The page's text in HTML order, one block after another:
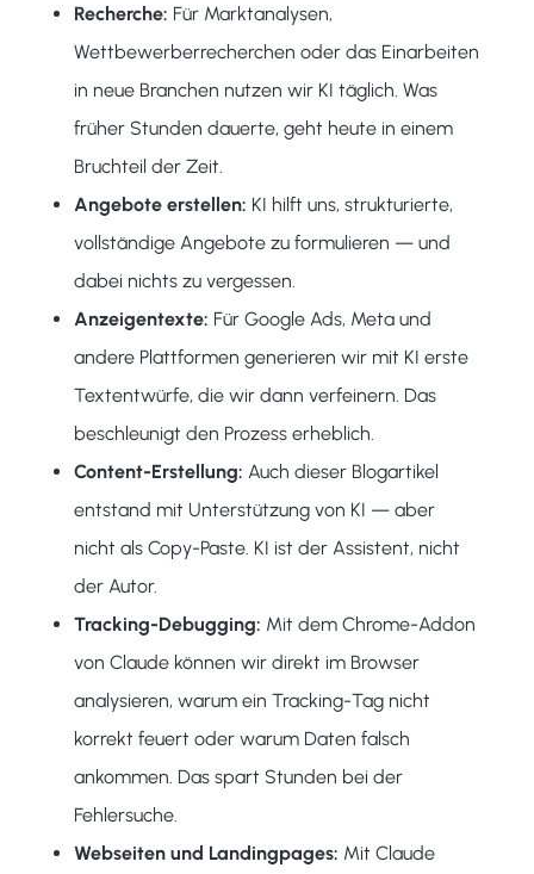
Recherche: Für Marktanalysen,
Wettbewerberrecherchen oder das Einarbeiten
in neue Branchen nutzen wir KI täglich. Was
früher Stunden dauerte, geht heute in einem
Bruchteil der Zeit.
Angebote erstellen: KI hilft uns, strukturierte,
vollständige Angebote zu formulieren — und
dabei nichts zu vergessen.
Anzeigentexte: Für Google Ads, Meta und
andere Plattformen generieren wir mit KI erste
Textentwürfe, die wir dann verfeinern. Das
beschleunigt den Prozess erheblich.
Content-Erstellung: Auch dieser Blogartikel
entstand mit Unterstützung von KI — aber
nicht als Copy-Paste. KI ist der Assistent, nicht
der Autor.
Tracking-Debugging: Mit dem Chrome-Addon
von Claude können wir direkt im Browser
analysieren, warum ein Tracking-Tag nicht
korrekt feuert oder warum Daten falsch
ankommen. Das spart Stunden bei der
Fehlersuche.
Webseiten und Landingpages: Mit Claude